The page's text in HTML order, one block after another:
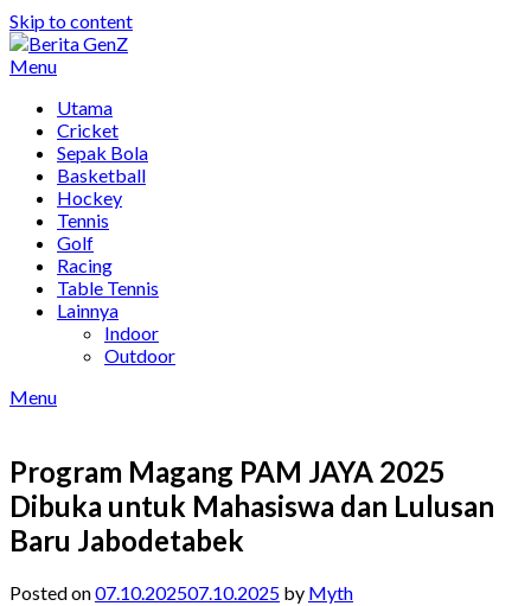
Skip to content
Menu
Utama
Cricket
Sepak Bola
Basketball
Hockey
Tennis
Golf
Racing
Table Tennis
Lainnya
Indoor
Outdoor
Menu
Program Magang PAM JAYA 2025
Dibuka untuk Mahasiswa dan Lulusan
Baru Jabodetabek
Posted on07.10.202507.10.2025 by Myth